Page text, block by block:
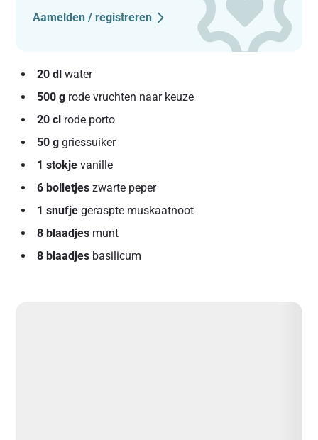
Aamelden / registreren
20 dl water
500 g rode vruchten naar keuze
20 cl rode porto
50 g griessuiker
1 stokje vanille
6 bolletjes zwarte peper
1 snufje geraspte muskaatnoot
8 blaadjes munt
8 blaadjes basilicum